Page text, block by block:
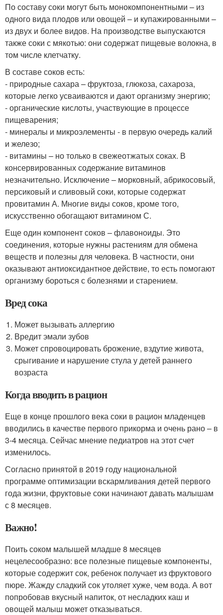
По составу соки могут быть монокомпонентными – из
одного вида плодов или овощей – и купажированными –
из двух и более видов. На производстве выпускаются
также соки с мякотью: они содержат пищевые волокна, в
том числе клетчатку.
В составе соков есть:
- природные сахара – фруктоза, глюкоза, сахароза,
которые легко усваиваются и дают организму энергию;
- органические кислоты, участвующие в процессе
пищеварения;
- минералы и микроэлементы - в первую очередь калий
и железо;
- витамины – но только в свежеотжатых соках. В
консервированных содержание витаминов
незначительно. Исключение – морковный, абрикосовый,
персиковый и сливовый соки, которые содержат
провитамин А. Многие виды соков, кроме того,
искусственно обогащают витамином С.
Еще один компонент соков – флавоноиды. Это
соединения, которые нужны растениям для обмена
веществ и полезны для человека. В частности, они
оказывают антиоксидантное действие, то есть помогают
организму бороться с болезнями и старением.
Вред сока
Может вызывать аллергию
Вредит эмали зубов
Может спровоцировать брожение, вздутие живота,
срыгивание и нарушение стула у детей раннего
возраста
Когда вводить в рацион
Еще в конце прошлого века соки в рацион младенцев
вводились в качестве первого прикорма и очень рано – в
3-4 месяца. Сейчас мнение педиатров на этот счет
изменилось.
Согласно принятой в 2019 году национальной
программе оптимизации вскармливания детей первого
года жизни, фруктовые соки начинают давать малышам
с 8 месяцев.
Важно!
Поить соком малышей младше 8 месяцев
нецелесообразно: все полезные пищевые компоненты,
которые содержит сок, ребенок получает из фруктового
пюре. Жажду сладкий сок утоляет хуже, чем вода. А вот
попробовав вкусный напиток, от несладких каш и
овощей малыш может отказываться.